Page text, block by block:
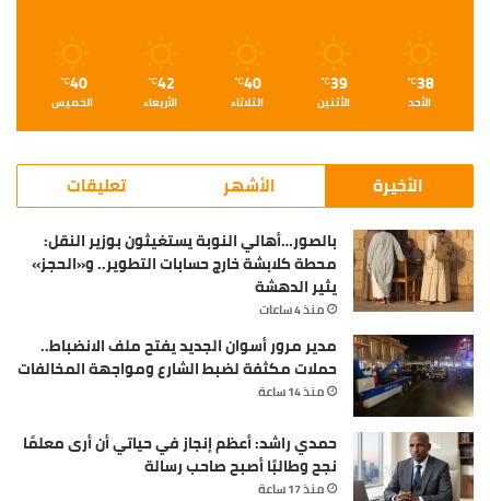
38
℃
الأحد
39
℃
الأثنين
40
℃
الثلاثاء
42
℃
الأربعاء
40
℃
الخميس
الأخيرة الأشهر تعليقات
بالصور…أهالي النوبة يستغيثون بوزير النقل:
محطة كلابشة خارج حسابات التطوير.. و«الحجز»
يثير الدهشة
منذ 4 ساعات
مدير مرور أسوان الجديد يفتح ملف الانضباط..
حملات مكثفة لضبط الشارع ومواجهة المخالفات
منذ 14 ساعة
حمدي راشد: أعظم إنجاز في حياتي أن أرى معلمًا
نجح وطالبًا أصبح صاحب رسالة
منذ 17 ساعة